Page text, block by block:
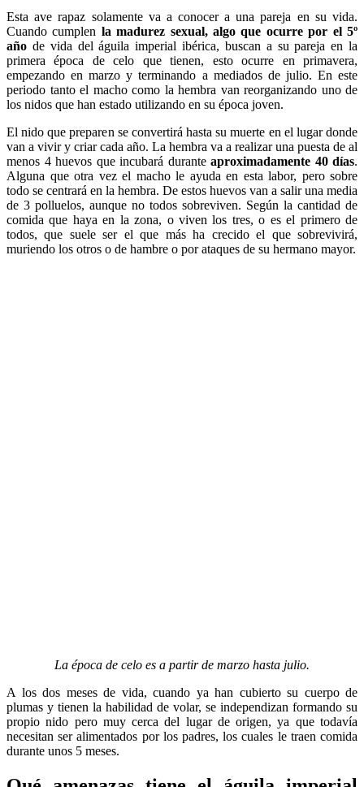
Esta ave rapaz solamente va a conocer a una pareja en su vida.
Cuando cumplen la madurez sexual, algo que ocurre por el 5º
año de vida del águila imperial ibérica, buscan a su pareja en la
primera época de celo que tienen, esto ocurre en primavera,
empezando en marzo y terminando a mediados de julio. En este
periodo tanto el macho como la hembra van reorganizando uno de
los nidos que han estado utilizando en su época joven.
El nido que preparen se convertirá hasta su muerte en el lugar donde
van a vivir y criar cada año. La hembra va a realizar una puesta de al
menos 4 huevos que incubará durante aproximadamente 40 días.
Alguna que otra vez el macho le ayuda en esta labor, pero sobre
todo se centrará en la hembra. De estos huevos van a salir una media
de 3 polluelos, aunque no todos sobreviven. Según la cantidad de
comida que haya en la zona, o viven los tres, o es el primero de
todos, que suele ser el que más ha crecido el que sobrevivirá,
muriendo los otros o de hambre o por ataques de su hermano mayor.
La época de celo es a partir de marzo hasta julio.
A los dos meses de vida, cuando ya han cubierto su cuerpo de
plumas y tienen la habilidad de volar, se independizan formando su
propio nido pero muy cerca del lugar de origen, ya que todavía
necesitan ser alimentados por los padres, los cuales le traen comida
durante unos 5 meses.